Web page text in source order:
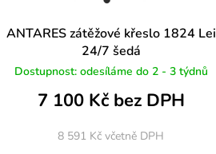
ANTARES zátěžové křeslo 1824 Lei
24/7 šedá
Dostupnost: odesíláme do 2 - 3 týdnů
7 100 Kč bez DPH
8 591 Kčvčetně DPH